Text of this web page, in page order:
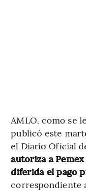
AMLO, como se
publicó este
el Diario Oficial
autoriza a
diferida el pago
correspondiente